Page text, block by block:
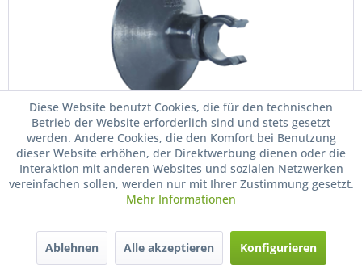
Eheim Sauger mit Klemmbügel
Eheim Sauger mit Klemmbügel erhalten Sie in 9/12, 12/16,
16/22 und 25/34.
ab 6,20 € *
Diese Website benutzt Cookies, die für den technischen
Betrieb der Website erforderlich sind und stets gesetzt
werden. Andere Cookies, die den Komfort bei Benutzung
dieser Website erhöhen, der Direktwerbung dienen oder die
Interaktion mit anderen Websites und sozialen Netzwerken
vereinfachen sollen, werden nur mit Ihrer Zustimmung gesetzt.
Mehr Informationen
Ablehnen Alle akzeptieren Konfigurieren